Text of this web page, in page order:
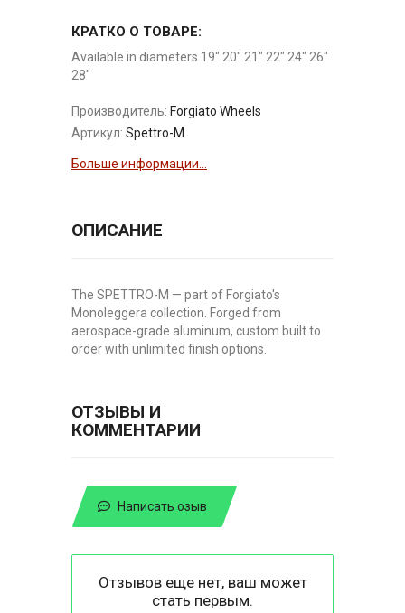
КРАТКО О ТОВАРЕ:
Available in diameters 19" 20" 21" 22" 24" 26"
28"
Производитель: Forgiato Wheels
Артикул: Spettro-M
Больше информации...
ОПИСАНИЕ
The SPETTRO-M — part of Forgiato's
Monoleggera collection. Forged from
aerospace-grade aluminum, custom built to
order with unlimited finish options.
ОТЗЫВЫ И
КОММЕНТАРИИ
Написать озыв
Отзывов еще нет, ваш может
стать первым.